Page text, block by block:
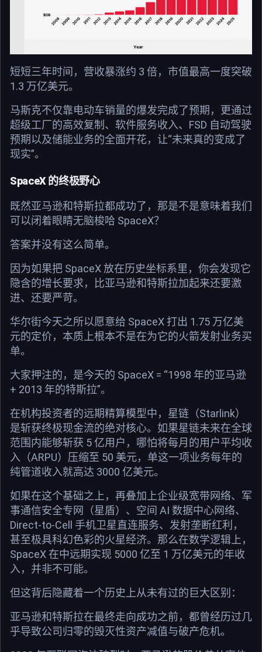
短短三年时间，营收暴涨约 3 倍，市值最高一度突破
1.3 万亿美元。
马斯克不仅靠电动车销量的爆发完成了预期，更通过
超级工厂的高效复制、软件服务收入、FSD 自动驾驶
预期以及储能业务的全面开花，让“未来真的变成了
现实”。
SpaceX 的终极野心
既然亚马逊和特斯拉都成功了，那是不是意味着我们
可以闭着眼睛无脑梭哈 SpaceX？
答案并没有这么简单。
因为如果把 SpaceX 放在历史坐标系里，你会发现它
隐含的增长要求，比亚马逊和特斯拉加起来还要激
进、还要严苛。
华尔街今天之所以愿意给 SpaceX 打出 1.75 万亿美
元的定价，本质上根本不是在为它的火箭发射业务买
单。
大家押注的，是今天的 SpaceX = “1998 年的亚马逊
+ 2013 年的特斯拉”。
在机构投资者的远期精算模型中，星链（Starlink）
是斩获终极现金流的绝对核心。如果星链未来在全球
范围内能够斩获 5 亿用户，哪怕将每月的用户平均收
入（ARPU）压缩至 50 美元，单这一项业务每年的
纯管道收入就高达 3000 亿美元。
如果在这个基础之上，再叠加上企业级宽带网络、军
事通信安全专网（星盾）、空间 AI 数据中心网络、
Direct-to-Cell 手机卫星直连服务、发射垄断红利，
甚至极具科幻色彩的火星经济。那么在数学逻辑上，
SpaceX 在中远期实现 5000 亿至 1 万亿美元的年收
入，并非不可能。
但这背后隐藏着一个历史上从未有过的巨大区别：
亚马逊和特斯拉在最终走向成功之前，都曾经历过几
乎导致公司归零的毁灭性资产减值与破产危机。